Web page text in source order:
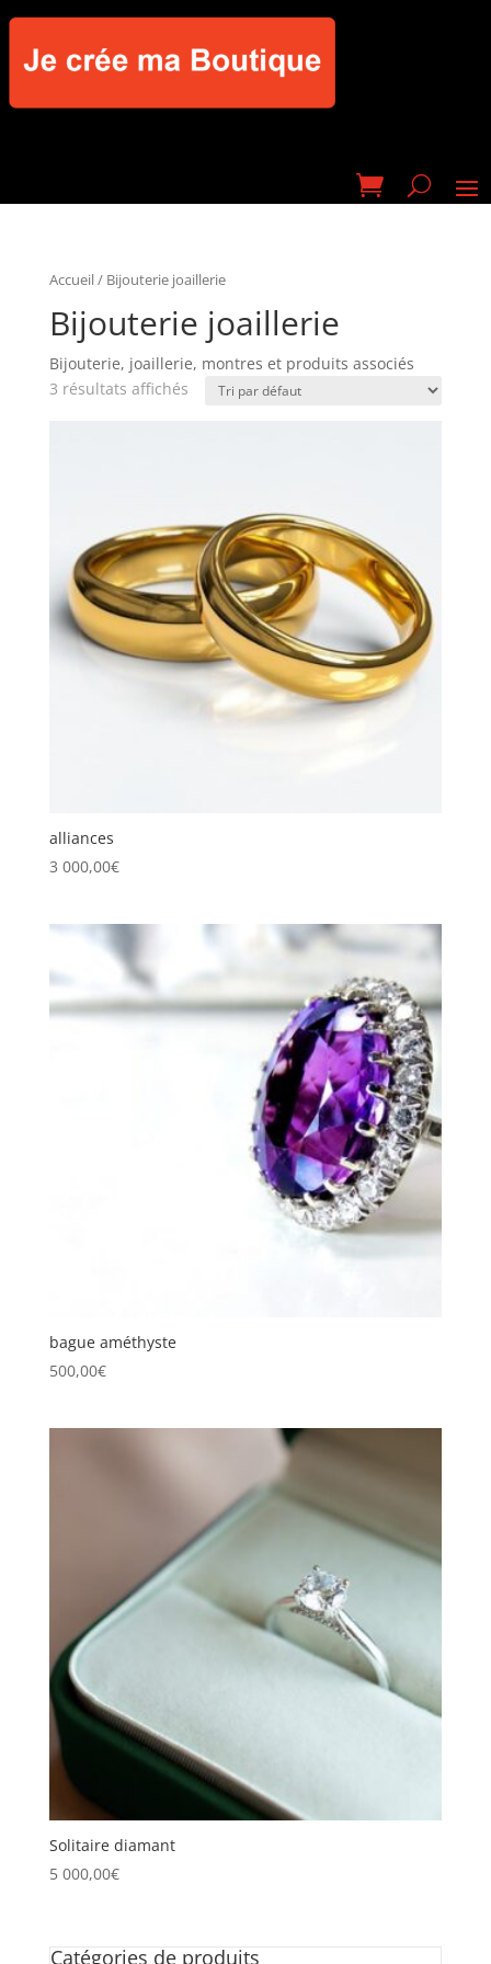
Accueil/ Bijouterie joaillerie
Bijouterie joaillerie
Bijouterie, joaillerie, montres et produits associés
3 résultats affichés
alliances
3 000,00€
bague améthyste
500,00€
Solitaire diamant
5 000,00€
Catégories de produits